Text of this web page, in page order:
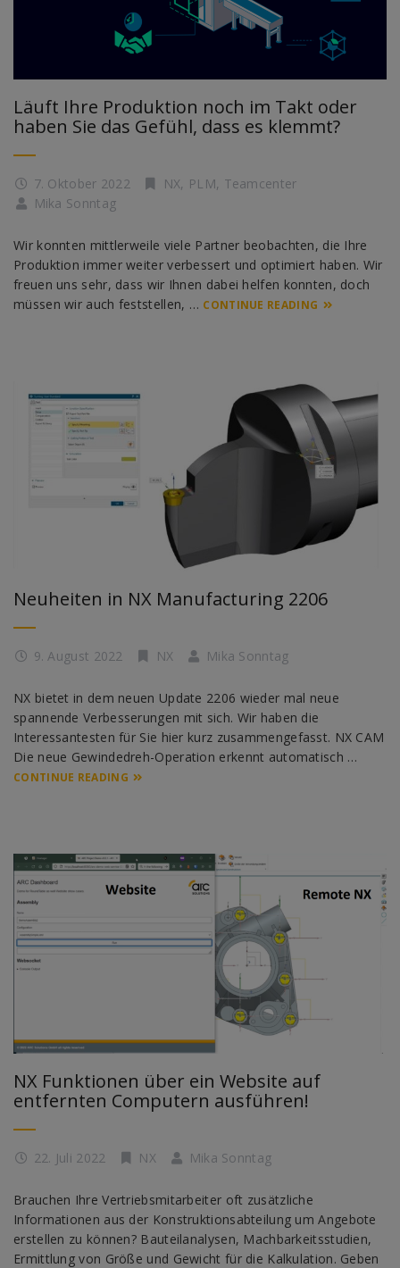
Läuft Ihre Produktion noch im Takt oder
haben Sie das Gefühl, dass es klemmt?
7. Oktober 2022 NX, PLM, Teamcenter
Mika Sonntag
Wir konnten mittlerweile viele Partner beobachten, die Ihre
Produktion immer weiter verbessert und optimiert haben. Wir
freuen uns sehr, dass wir Ihnen dabei helfen konnten, doch
müssen wir auch feststellen, … CONTINUE READING
Neuheiten in NX Manufacturing 2206
9. August 2022 NX Mika Sonntag
NX bietet in dem neuen Update 2206 wieder mal neue
spannende Verbesserungen mit sich. Wir haben die
Interessantesten für Sie hier kurz zusammengefasst. NX CAM
Die neue Gewindedreh-Operation erkennt automatisch …
CONTINUE READING
NX Funktionen über ein Website auf
entfernten Computern ausführen!
22. Juli 2022 NX Mika Sonntag
Brauchen Ihre Vertriebsmitarbeiter oft zusätzliche
Informationen aus der Konstruktionsabteilung um Angebote
erstellen zu können? Bauteilanalysen, Machbarkeitsstudien,
Ermittlung von Größe und Gewicht für die Kalkulation. Geben